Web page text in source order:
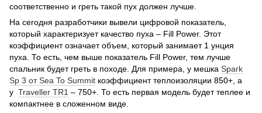
соответственно и греть такой пух должен лучше.
На сегодня разработчики вывели цифровой показатель,
который характеризует качество пуха – Fill Power. Этот
коэффициент означает объем, который занимает 1 унция
пуха. То есть, чем выше показатель Fill Power, тем лучше
спальник будет греть в походе. Для примера, у мешка Spark
Sp 3 от Sea To Summit коэффициент теплоизоляции 850+, а
у Traveller TR1 – 750+. То есть первая модель будет теплее и
компактнее в сложенном виде.